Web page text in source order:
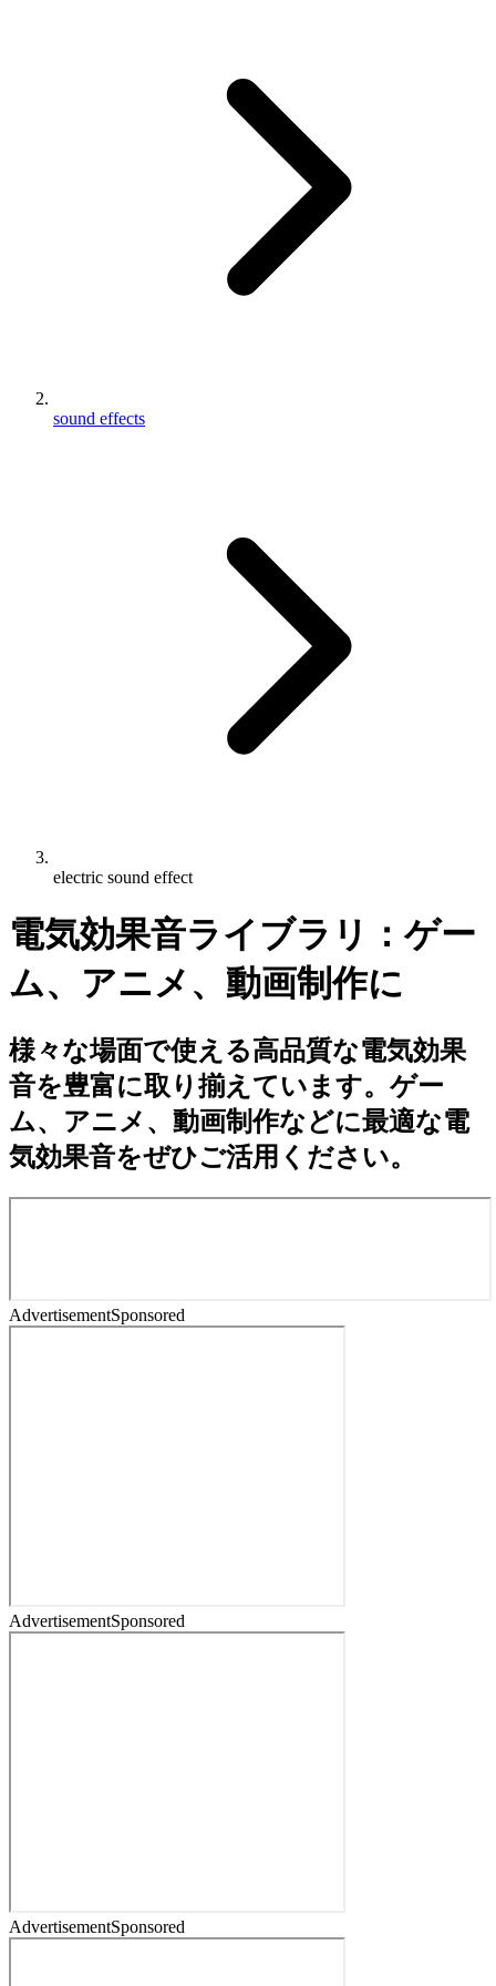
sound effects
electric sound effect
電気効果音ライブラリ：ゲー
ム、アニメ、動画制作に
様々な場面で使える高品質な電気効果
音を豊富に取り揃えています。ゲー
ム、アニメ、動画制作などに最適な電
気効果音をぜひご活用ください。
AdvertisementSponsored
AdvertisementSponsored
AdvertisementSponsored